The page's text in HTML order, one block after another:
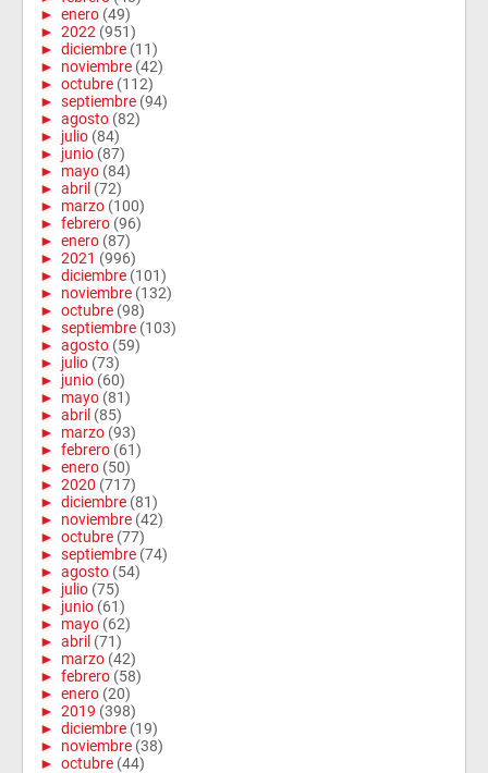
► enero (49)
► 2022 (951)
► diciembre (11)
► noviembre (42)
► octubre (112)
► septiembre (94)
► agosto (82)
► julio (84)
► junio (87)
► mayo (84)
► abril (72)
► marzo (100)
► febrero (96)
► enero (87)
► 2021 (996)
► diciembre (101)
► noviembre (132)
► octubre (98)
► septiembre (103)
► agosto (59)
► julio (73)
► junio (60)
► mayo (81)
► abril (85)
► marzo (93)
► febrero (61)
► enero (50)
► 2020 (717)
► diciembre (81)
► noviembre (42)
► octubre (77)
► septiembre (74)
► agosto (54)
► julio (75)
► junio (61)
► mayo (62)
► abril (71)
► marzo (42)
► febrero (58)
► enero (20)
► 2019 (398)
► diciembre (19)
► noviembre (38)
► octubre (44)